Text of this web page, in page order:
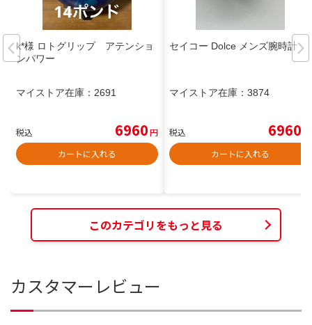
k*様 ロトグリップ アテンショ
ンパワー
マイストア在庫： 2691
税込 6960円
カートに入れる
セイコー Dolce メンズ腕時計
マイストア在庫： 3874
税込 6960
カートに入れる
このカテゴリをもっと見る
カスタマーレビュー